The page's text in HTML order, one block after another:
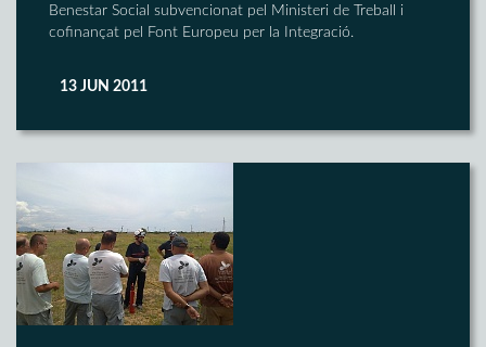
Benestar Social subvencionat pel Ministeri de Treball i
cofinançat pel Font Europeu per la Integració.
13 JUN 2011